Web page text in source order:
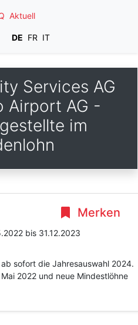
Aktuell
DE FR IT
Services AG
Airport AG -
im
Merken
bis 31.12.2023
sofort die Jahresauswahl 2024.
2022 und neue Mindestlöhne